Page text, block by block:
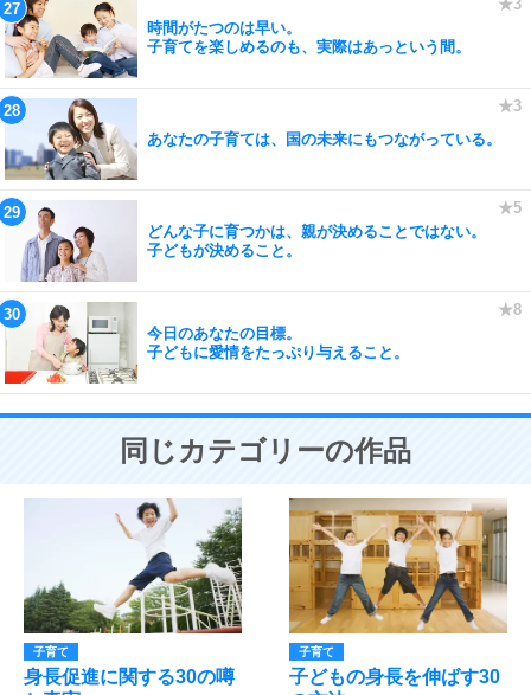
時間がたつのは早い。
子育てを楽しめるのも、実際はあっという間。
あなたの子育ては、国の未来にもつながっている。
どんな子に育つかは、親が決めることではない。
子どもが決めること。
今日のあなたの目標。
子どもに愛情をたっぷり与えること。
同じカテゴリーの作品
子育て
身長促進に関する30の噂
子育て
子どもの身長を伸ばす30